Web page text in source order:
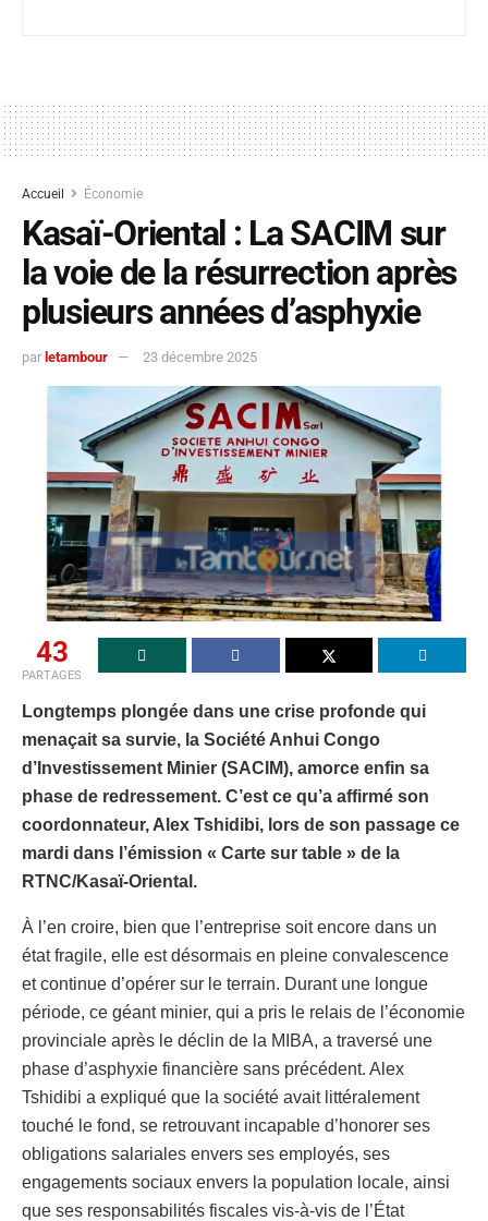
Accueil Économie
Kasaï-Oriental : La SACIM sur
la voie de la résurrection après
plusieurs années d’asphyxie
par letambour 23 décembre 2025
43
PARTAGES
Longtemps plongée dans une crise profonde qui
menaçait sa survie, la Société Anhui Congo
d’Investissement Minier (SACIM), amorce enfin sa
phase de redressement. C’est ce qu’a affirmé son
coordonnateur, Alex Tshidibi, lors de son passage ce
mardi dans l’émission « Carte sur table » de la
RTNC/Kasaï-Oriental.
À l’en croire, bien que l’entreprise soit encore dans un
état fragile, elle est désormais en pleine convalescence
et continue d’opérer sur le terrain. Durant une longue
période, ce géant minier, qui a pris le relais de l’économie
provinciale après le déclin de la MIBA, a traversé une
phase d’asphyxie financière sans précédent. Alex
Tshidibi a expliqué que la société avait littéralement
touché le fond, se retrouvant incapable d’honorer ses
obligations salariales envers ses employés, ses
engagements sociaux envers la population locale, ainsi
que ses responsabilités fiscales vis-à-vis de l’État